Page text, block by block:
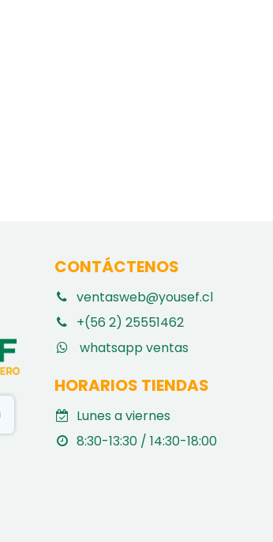
CONTÁCTENOS
ventasweb@yousef.cl
+(56 2) 25551462
whatsapp ventas
HORARIOS TIENDAS
Lunes a viernes
8:30-13:30 / 14:30-18:00